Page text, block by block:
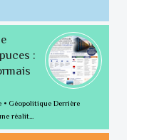
:
Géopolitique Derrière
réalit...